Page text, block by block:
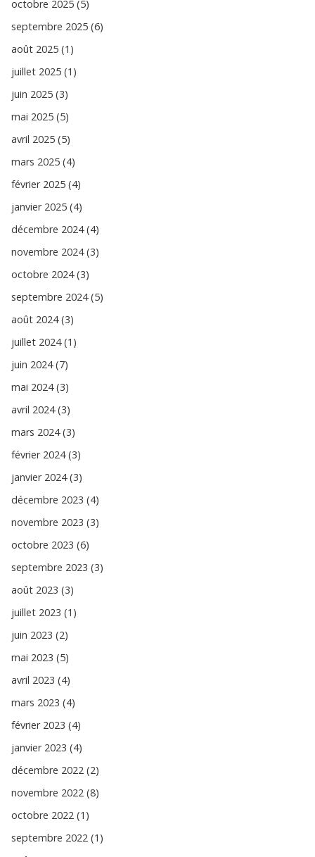
octobre 2025 (5)
septembre 2025 (6)
août 2025 (1)
juillet 2025 (1)
juin 2025 (3)
mai 2025 (5)
avril 2025 (5)
mars 2025 (4)
février 2025 (4)
janvier 2025 (4)
décembre 2024 (4)
novembre 2024 (3)
octobre 2024 (3)
septembre 2024 (5)
août 2024 (3)
juillet 2024 (1)
juin 2024 (7)
mai 2024 (3)
avril 2024 (3)
mars 2024 (3)
février 2024 (3)
janvier 2024 (3)
décembre 2023 (4)
novembre 2023 (3)
octobre 2023 (6)
septembre 2023 (3)
août 2023 (3)
juillet 2023 (1)
juin 2023 (2)
mai 2023 (5)
avril 2023 (4)
mars 2023 (4)
février 2023 (4)
janvier 2023 (4)
décembre 2022 (2)
novembre 2022 (8)
octobre 2022 (1)
septembre 2022 (1)